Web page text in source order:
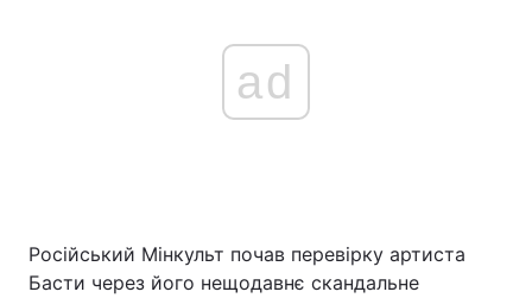
ad
Російський Мінкульт почав перевірку артиста
Басти через його нещодавнє скандальне